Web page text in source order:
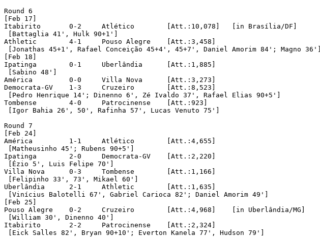
Round 6
[Feb 17]
Itabirito	0-2	Atlético	[Att.:10,078]	[in Brasília/DF]
[Battaglia 41', Hulk 90+1']
Athletic	4-1	Pouso Alegre	[Att.:3,458]
[Jonathas 45+1', Rafael Conceição 45+4', 45+7', Daniel Amorim 84'; Magno 36']
[Feb 18]
Ipatinga	0-1	Uberlândia	[Att.:1,885]
[Sabino 48']
América		0-0	Villa Nova	[Att.:3,273]
Democrata-GV	1-3	Cruzeiro	[Att.:8,523]
[Pedro Henrique 14'; Dinenno 6', Zé Ivaldo 37', Rafael Elias 90+5']
Tombense	4-0	Patrocinense	[Att.:923]
[Igor Bahia 26', 50', Rafinha 57', Lucas Venuto 75']
Round 7
[Feb 24]
América		1-1	Atlético	[Att.:4,655]
[Matheusinho 45'; Rubens 90+5']
Ipatinga	2-0	Democrata-GV	[Att.:2,220]
[Ézio 5', Luis Felipe 70']
Villa Nova	0-3	Tombense	[Att.:1,166]
[Felipinho 33', 73', Mikael 60']
Uberlândia	2-1	Athletic	[Att.:1,635]
[Vinícius Balotelli 67', Gabriel Carioca 82'; Daniel Amorim 49']
[Feb 25]
Pouso Alegre	0-2	Cruzeiro	[Att.:4,968]	[in Uberlândia/MG]
[William 30', Dinenno 40']
Itabirito	2-2	Patrocinense	[Att.:2,324]
[Eick Salles 82', Bryan 90+10'; Everton Kanela 77', Hudson 79']